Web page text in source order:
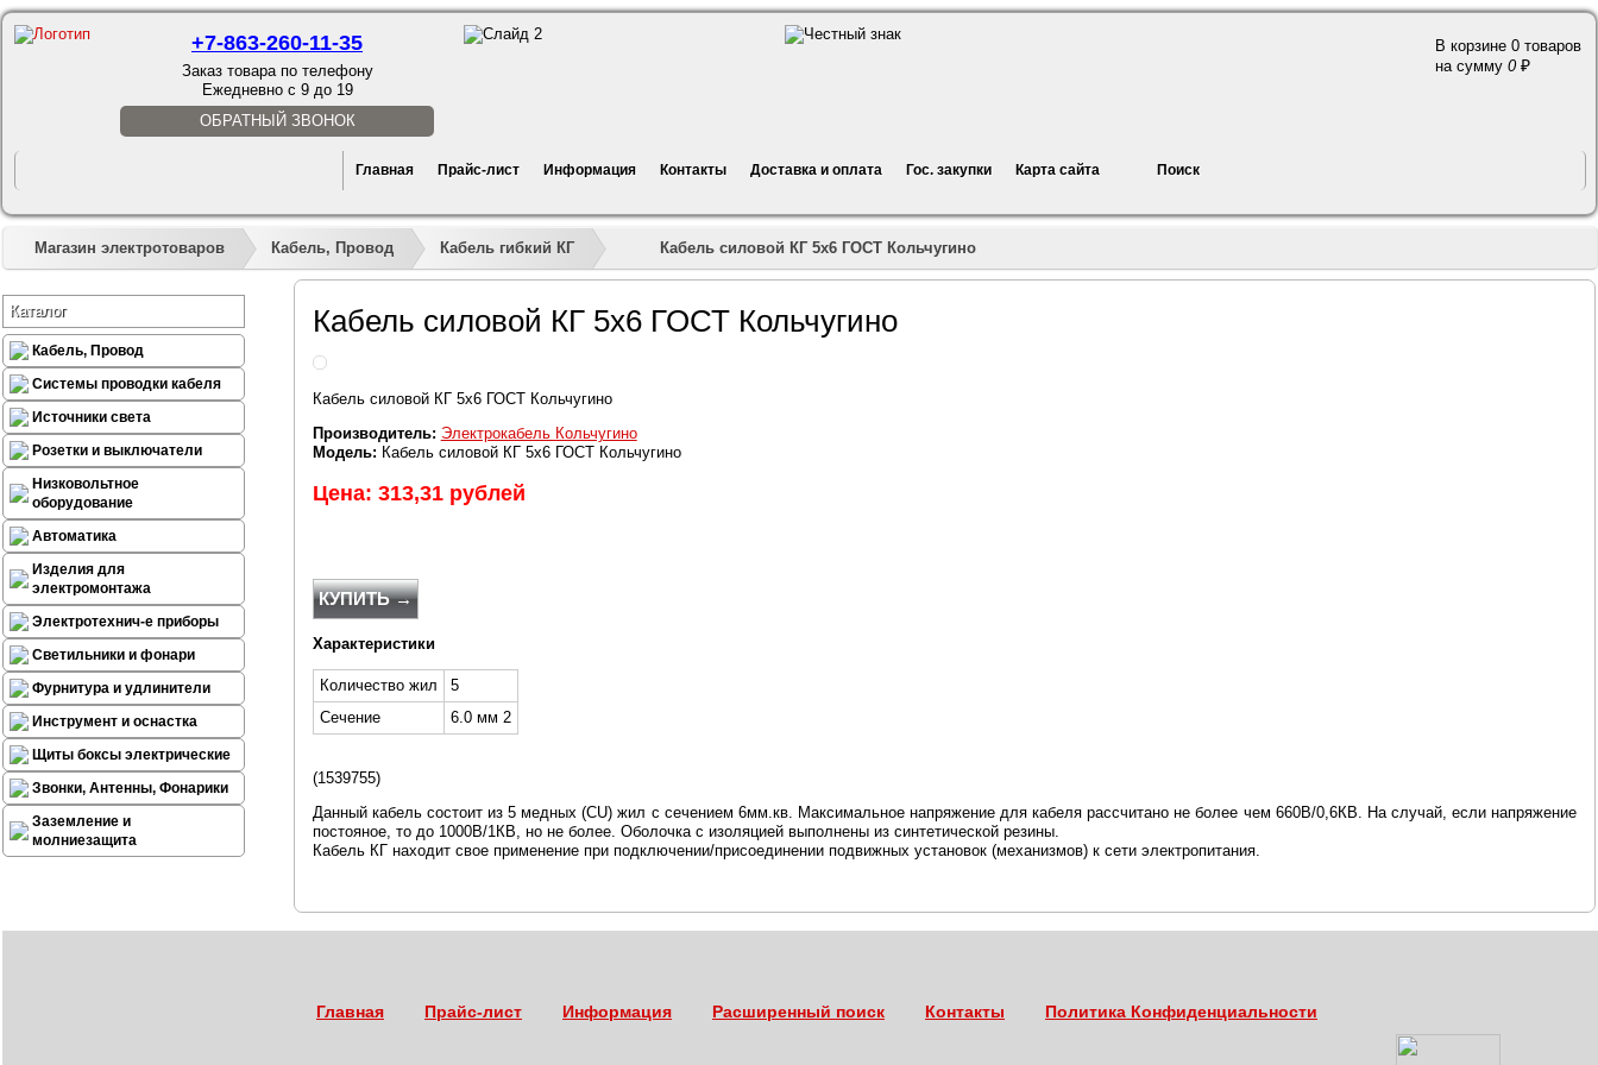
+7-863-260-11-35
Заказ товара по телефону
Ежедневно с 9 до 19
ОБРАТНЫЙ ЗВОНОК
В корзине 0 товаров
на сумму 0
Главная Прайс-лист Информация Контакты Доставка и оплата Гос. закупки Карта сайта Поиск
Магазин электротоваров »
Кабель, Провод »
Кабель гибкий КГ Кабель силовой КГ 5х6 ГОСТ Кольчугино
Каталог
Кабель, Провод
Системы проводки кабеля
Источники света
Розетки и выключатели
Низковольтное
оборудование
Автоматика
Изделия для
электромонтажа
Электротехнич-е приборы
Светильники и фонари
Фурнитура и удлинители
Инструмент и оснастка
Щиты боксы электрические
Звонки, Антенны, Фонарики
Заземление и
молниезащита
Кабель силовой КГ 5х6 ГОСТ Кольчугино
Кабель силовой КГ 5х6 ГОСТ Кольчугино
Производитель: Электрокабель Кольчугино
Модель: Кабель силовой КГ 5х6 ГОСТ Кольчугино
Цена: 313,31 рублей
КУПИТЬ →
Характеристики
Количество жил
5
Сечение
6.0 мм 2
(1539755)
Данный кабель состоит из 5 медных (CU) жил с сечением 6мм.кв. Максимальное напряжение для кабеля рассчитано не более чем 660В/0,6КВ. На случай, если напряжение
постояное, то до 1000В/1КВ, но не более. Оболочка с изоляцией выполнены из синтетической резины.
Кабель КГ находит свое применение при подключении/присоединении подвижных установок (механизмов) к сети электропитания.
Главная Прайс-лист Информация Расширенный поиск Контакты Политика Конфиденциальности